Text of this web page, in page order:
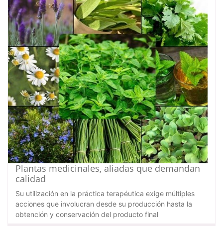
Plantas medicinales, aliadas que demandan
calidad
Su utilización en la práctica terapéutica exige múltiples
acciones que involucran desde su producción hasta la
obtención y conservación del producto final